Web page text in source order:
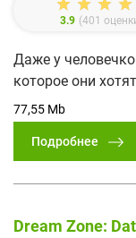
3.9 (401
Даже у
которое они
77,55 Mb
Подробнее
Dream Zone: